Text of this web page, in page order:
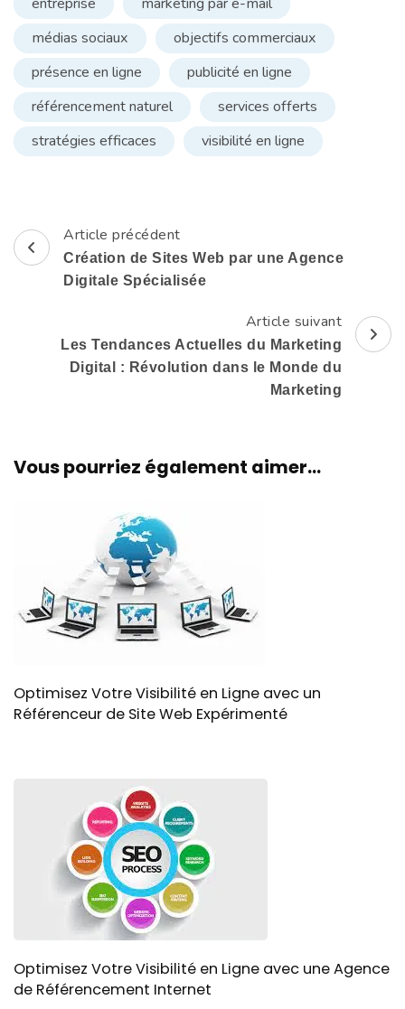
entreprise
marketing par e-mail
médias sociaux
objectifs commerciaux
présence en ligne
publicité en ligne
référencement naturel
services offerts
stratégies efficaces
visibilité en ligne
Navigation
d'article
Article précédent
Création de Sites Web par une Agence
Digitale Spécialisée
Article suivant
Les Tendances Actuelles du Marketing
Digital : Révolution dans le Monde du
Marketing
Vous pourriez également aimer...
Optimisez Votre Visibilité en Ligne avec un
Référenceur de Site Web Expérimenté
Optimisez Votre Visibilité en Ligne avec une Agence
de Référencement Internet